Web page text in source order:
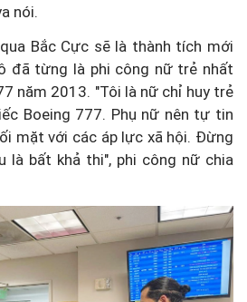
nói.
Bắc Cực sẽ là thành tích mới
đã từng là phi công nữ trẻ nhất
năm 2013. "Tôi là nữ chỉ huy trẻ
Boeing 777. Phụ nữ nên tự tin
mặt với các áp lực xã hội. Đừng
là bất khả thi", phi công nữ chia